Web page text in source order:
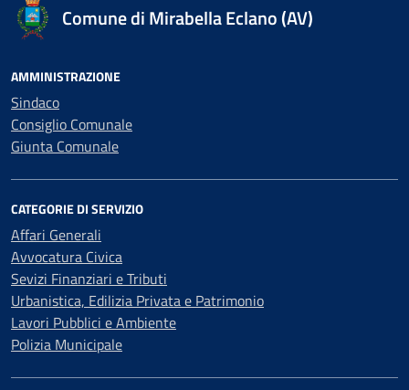
Comune di Mirabella Eclano (AV)
AMMINISTRAZIONE
Sindaco
Consiglio Comunale
Giunta Comunale
CATEGORIE DI SERVIZIO
Affari Generali
Avvocatura Civica
Sevizi Finanziari e Tributi
Urbanistica, Edilizia Privata e Patrimonio
Lavori Pubblici e Ambiente
Polizia Municipale